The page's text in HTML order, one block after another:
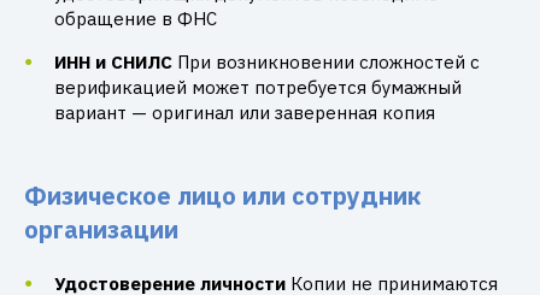
обращение в ФНС
ИНН и СНИЛС При возникновении сложностей с
верификацией может потребуется бумажный
вариант — оригинал или заверенная копия
Физическое лицо или сотрудник
организации
Удостоверение личности Копии не принимаются